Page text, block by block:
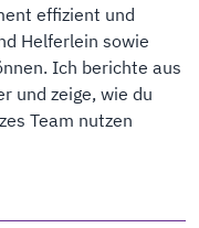
effizient und
Helferlein sowie
Ich berichte aus
und zeige, wie du
Team nutzen